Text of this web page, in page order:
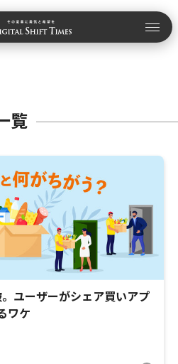
覧
ユーザーがシェア買いアプ
ワケ